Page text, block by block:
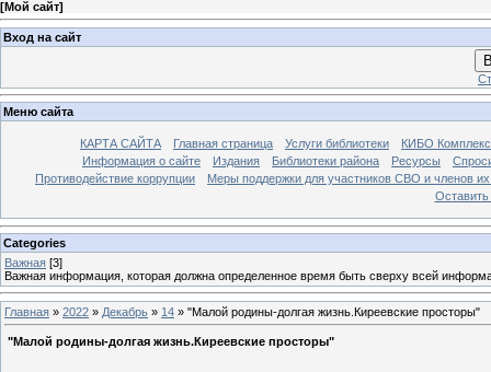
[Мой сайт]
Вход на сайт
Меню сайта
КАРТА САЙТА Главная страница Услуги библиотеки
КИБО
Информация о сайте
Издания Библиотеки района Ресурсы
Противодействие коррупции
Меры поддержки для участников СВО и членов
Оставить
Categories
Важная [3]
Важная информация, которая должна определенное время быть сверху всей
Главная » 2022 » Декабрь » 14 » "Малой родины-долгая жизнь.Киреевские просторы"
"Малой родины-долгая жизнь.Киреевские просторы"